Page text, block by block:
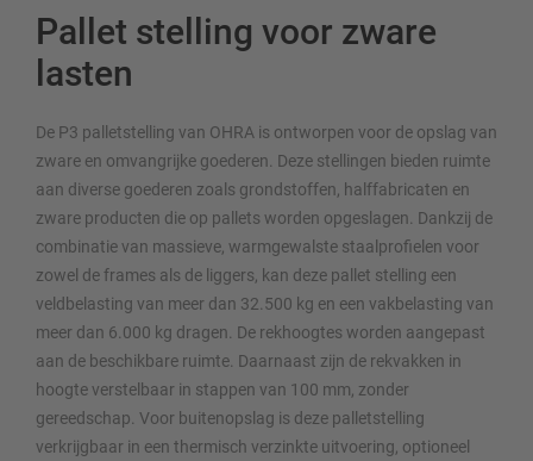
Pallet stelling voor zware
lasten
De P3 palletstelling van OHRA is ontworpen voor de opslag van
zware en omvangrijke goederen. Deze stellingen bieden ruimte
aan diverse goederen zoals grondstoffen, halffabricaten en
zware producten die op pallets worden opgeslagen. Dankzij de
combinatie van massieve, warmgewalste staalprofielen voor
zowel de frames als de liggers, kan deze pallet stelling een
veldbelasting van meer dan 32.500 kg en een vakbelasting van
meer dan 6.000 kg dragen. De rekhoogtes worden aangepast
aan de beschikbare ruimte. Daarnaast zijn de rekvakken in
hoogte verstelbaar in stappen van 100 mm, zonder
gereedschap. Voor buitenopslag is deze palletstelling
verkrijgbaar in een thermisch verzinkte uitvoering, optioneel